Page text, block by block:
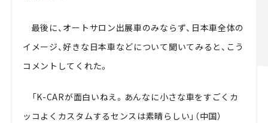
最後に、オートサロン出展車のみならず、日本車全体の
イメージ、好きな日本車などについて聞いてみると、こう
コメントしてくれた。
「K-CARが面白いねえ。あんなに小さな車をすごくカ
ッコよくカスタムするセンスは素晴らしい」（中国）